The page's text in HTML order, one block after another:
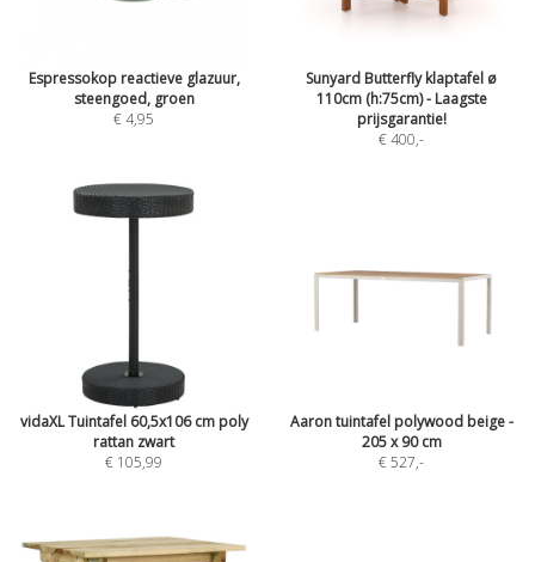
Espressokop reactieve glazuur,
steengoed, groen
€ 4,95
Sunyard Butterfly klaptafel ø
110cm (h:75cm) - Laagste
prijsgarantie!
€ 400,-
vidaXL Tuintafel 60,5x106 cm poly
rattan zwart
€ 105,99
Aaron tuintafel polywood beige -
205 x 90 cm
€ 527,-